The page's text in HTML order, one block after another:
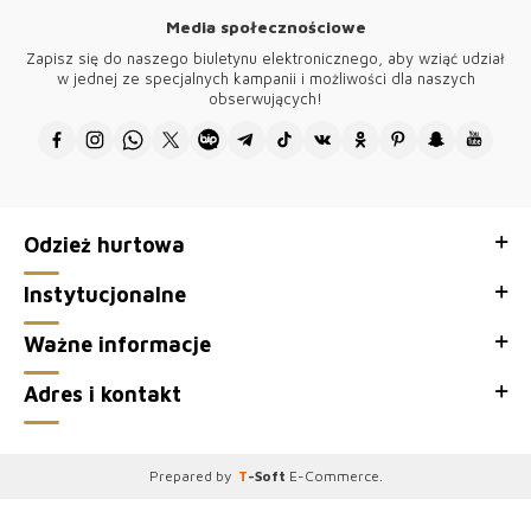
nadaje się do różnych obszarów zastosowań. Trwałość poliestru, lekka
i miękka faktura sztucznego jedwabiu w połączeniu z elastycznością
spandexu zapewniają wygodny i stylowy wygląd.
Polska moda tonietylkostyl, aletakżejakość. W naszychbutikach w
Warszawie, Krakowie i Gdańskuznajdzieszwyselekcjonowaneprodukty
o wysokimstandardzie. Tylko u nas modnaodzieżdamskadostępna w
konkurencyjnychcenach, idealnadlahurtowychklientów.
sklepu z hurtową odzieżą damską Kazee.
Media społecznościowe
Zapisz się do naszego biuletynu elektronicznego, aby wziąć udział
w jednej ze specjalnych kampanii i możliwości dla naszych
obserwujących!
Odzież hurtowa
Instytucjonalne
Ważne informacje
Adres i kontakt
Prepared by T-Soft E-Commerce.